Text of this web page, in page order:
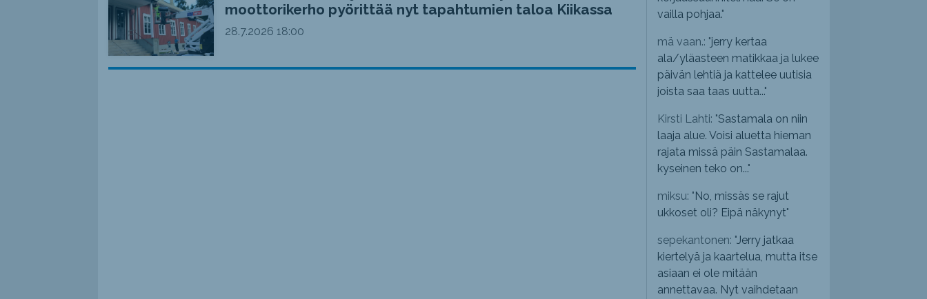
moottorikerho pyörittää nyt tapahtumien taloa Kiikassa
28.7.2026 18:00
vailla pohjaa."
mä vaan.: "jerry kertaa
ala/yläasteen matikkaa ja lukee
päivän lehtiä ja kattelee uutisia
joista saa taas uutta..."
Kirsti Lahti: "Sastamala on niin
laaja alue. Voisi aluetta hieman
rajata missä päin Sastamalaa.
kyseinen teko on..."
miksu: " No, missäs se rajut
ukkoset oli? Eipä näkynyt"
sepekantonen: "Jerry jatkaa
kiertelyä ja kaartelua, mutta itse
asiaan ei ole mitään
annettavaa. Nyt vaihdetaan